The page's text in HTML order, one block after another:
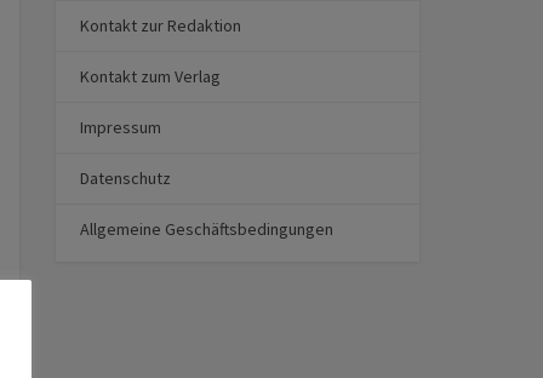
Kontakt zur Redaktion
Kontakt zum Verlag
Impressum
Datenschutz
Allgemeine Geschäftsbedingungen